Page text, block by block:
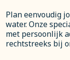
Plan eenvoudig
water. Onze
met persoonlijk
rechtstreeks bij